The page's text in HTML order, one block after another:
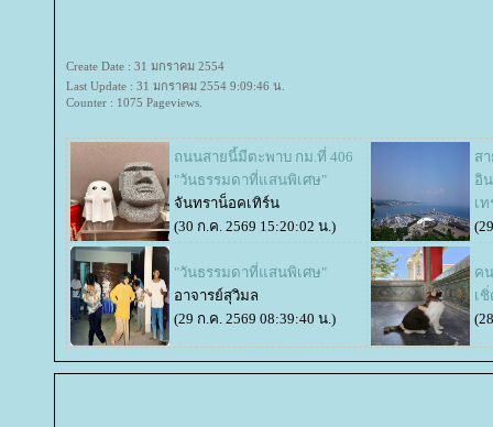
Create Date : 31 มกราคม 2554
Last Update : 31 มกราคม 2554 9:09:46 น.
Counter : 1075 Pageviews.
ถนนสายนี้มีตะพาบ กม.ที่ 406
"วันธรรมดาที่แสนพิเศษ"
จันทราน็อคเทิร์น
(30 ก.ค. 2569 15:20:02 น.)
ส
อิ
เ
"วันธรรมดาที่แสนพิเศษ"
อาจารย์สุวิมล
(29 ก.ค. 2569 08:39:40 น.)
ค
เ